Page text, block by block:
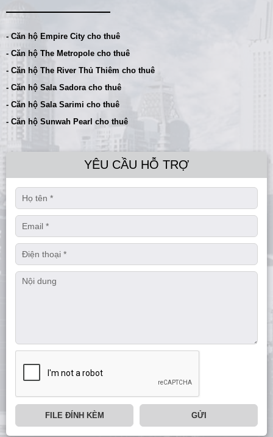
- Căn hộ Empire City cho thuê
- Căn hộ The Metropole cho thuê
- Căn hộ The River Thủ Thiêm cho thuê
- Căn hộ Sala Sadora cho thuê
- Căn hộ Sala Sarimi cho thuê
- Căn hộ Sunwah Pearl cho thuê
YÊU CẦU HỖ TRỢ
FILE ĐÍNH KÈM GỬI